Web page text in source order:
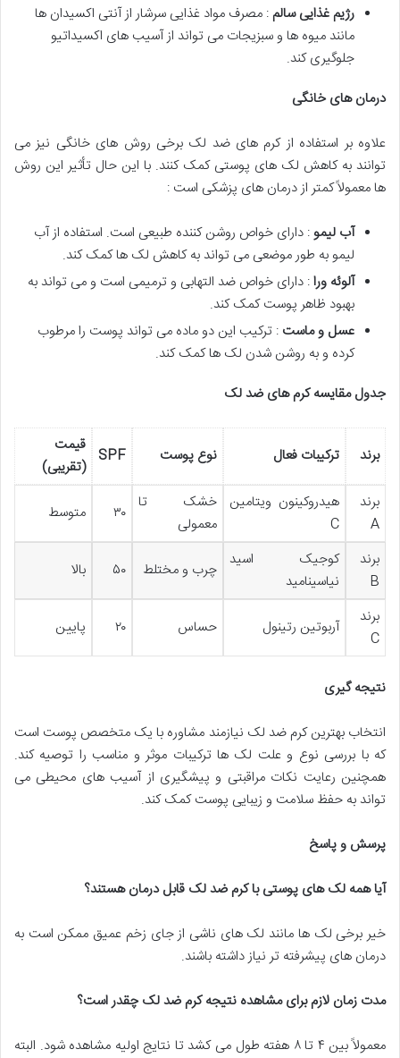
رژیم غذایی سالم : مصرف مواد غذایی سرشار از آنتی اکسیدان ها
مانند میوه ها و سبزیجات می تواند از آسیب های اکسیداتیو
جلوگیری کند.
درمان های خانگی
علاوه بر استفاده از کرم های ضد لک برخی روش های خانگی نیز می
توانند به کاهش لک های پوستی کمک کنند. با این حال تأثیر این روش
ها معمولاً کمتر از درمان های پزشکی است :
آب لیمو: دارای خواص روشن کننده طبیعی است. استفاده از آب
لیمو به طور موضعی می تواند به کاهش لک ها کمک کند.
آلوئه ورا: دارای خواص ضد التهابی و ترمیمی است و می تواند به
بهبود ظاهر پوست کمک کند.
عسل و ماست : ترکیب این دو ماده می تواند پوست را مرطوب
کرده و به روشن شدن لک ها کمک کند.
جدول مقایسه کرم های ضد لک
برند ترکیبات فعال نوع پوست SPF قیمت
(تقریبی)
برند
A
هیدروکینون ویتامین
C
خشک تا
معمولی
۳۰ متوسط
برند
B
کوجیک اسید
نیاسینامید
چرب و مختلط ۵۰ بالا
برند
C
آربوتین رتینول حساس ۲۰ پایین
نتیجه گیری
انتخاب بهترین کرم ضد لک نیازمند مشاوره با یک متخصص پوست است
که با بررسی نوع و علت لک ها ترکیبات موثر و مناسب را توصیه کند.
همچنین رعایت نکات مراقبتی و پیشگیری از آسیب های محیطی می
تواند به حفظ سلامت و زیبایی پوست کمک کند.
پرسش و پاسخ
آیا همه لک های پوستی با کرم ضد لک قابل درمان هستند؟
خیر برخی لک ها مانند لک های ناشی از جای زخم عمیق ممکن است به
درمان های پیشرفته تر نیاز داشته باشند.
مدت زمان لازم برای مشاهده نتیجه کرم ضد لک چقدر است؟
معمولاً بین ۴ تا ۸ هفته طول می کشد تا نتایج اولیه مشاهده شود. البته